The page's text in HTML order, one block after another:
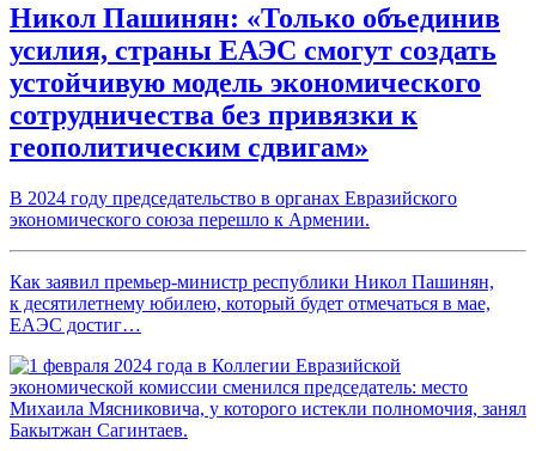
Никол Пашинян: «Только объединив
усилия, страны ЕАЭС смогут создать
устойчивую модель экономического
сотрудничества без привязки к
геополитическим сдвигам»
В 2024 году председательство в органах Евразийского
экономического союза перешло к Армении.
Как заявил премьер-министр республики Никол Пашинян,
к десятилетнему юбилею, который будет отмечаться в мае,
ЕАЭС достиг…